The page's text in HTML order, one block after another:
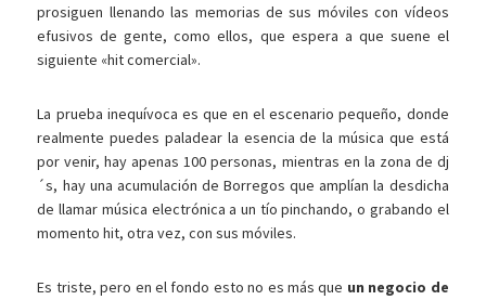
prosiguen llenando las memorias de sus móviles con vídeos
efusivos de gente, como ellos, que espera a que suene el
siguiente «hit comercial».
La prueba inequívoca es que en el escenario pequeño, donde
realmente puedes paladear la esencia de la música que está
por venir, hay apenas 100 personas, mientras en la zona de dj
´s, hay una acumulación de Borregos que amplían la desdicha
de llamar música electrónica a un tío pinchando, o grabando el
momento hit, otra vez, con sus móviles.
Es triste, pero en el fondo esto no es más que un negocio de